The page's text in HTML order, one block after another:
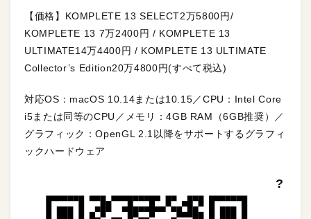
【価格】KOMPLETE 13 SELECT2万5800円/
KOMPLETE 13 7万2400円 / KOMPLETE 13
ULTIMATE14万4400円 / KOMPLETE 13 ULTIMATE
Collector’s Edition20万4800円(すべて税込)
対応OS：macOS 10.14または10.15／CPU：Intel Core
i5または同等のCPU／メモリ：4GB RAM（6GB推奨）／
グラフィック：OpenGL 2.1以降をサポートするグラフィ
ックハードウェア
?